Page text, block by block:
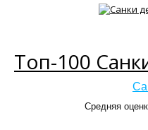
Топ-100
Средняя